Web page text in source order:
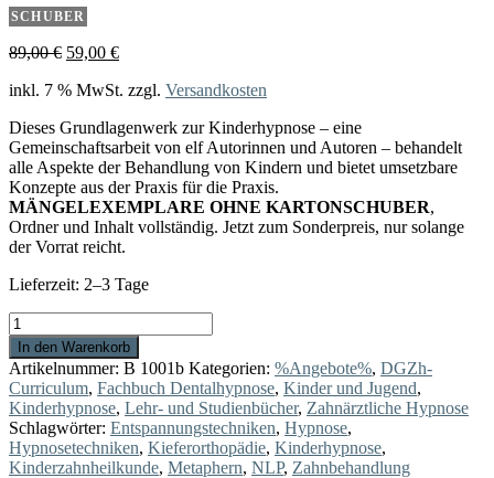
SCHUBER
89,00€ Ursprünglicher
war:
59,00 €Aktueller
ist:
inkl. 7 % MwSt. zzgl. Versandkosten
Dieses Grundlagenwerk zur Kinderhypnose – eine
Gemeinschaftsarbeit von elf Autorinnen und Autoren – behandelt
alle Aspekte der Behandlung von Kindern und bietet umsetzbare
Konzepte aus der Praxis für die Praxis.
MÄNGELEXEMPLARE OHNE KARTONSCHUBER,
Ordner und Inhalt vollständig. Jetzt zum Sonderpreis, nur solange
der Vorrat reicht.
Lieferzeit: 2–3 Tage
Kinderhypnose
in
der
Zahnmedizin
Menge
In den Warenkorb
Artikelnummer: B 1001b Kategorien: %Angebote%, DGZh-
Curriculum, Fachbuch Dentalhypnose, Kinder und Jugend,
Kinderhypnose, Lehr- und Studienbücher, Zahnärztliche Hypnose
Schlagwörter: Entspannungstechniken, Hypnose,
Hypnosetechniken, Kieferorthopädie, Kinderhypnose,
Kinderzahnheilkunde, Metaphern, NLP, Zahnbehandlung